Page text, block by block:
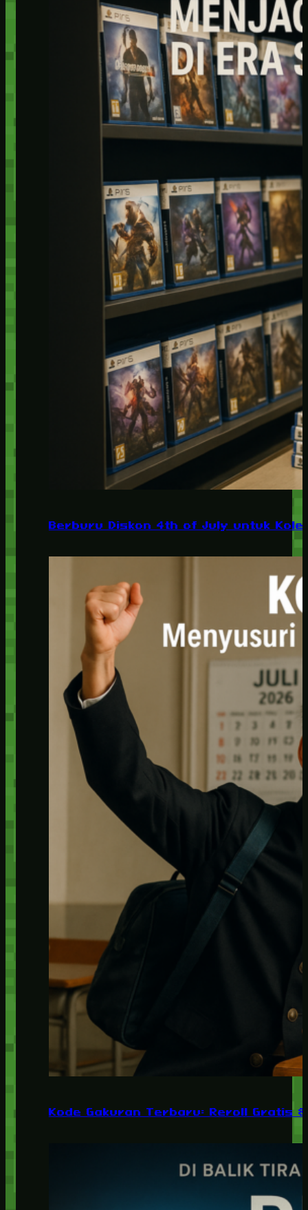
Berburu Diskon 4th of July untuk
Kode Gakuran Terbaru: Reroll Gratis